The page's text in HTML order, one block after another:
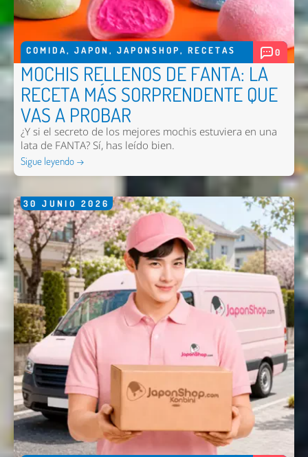
COMIDA, JAPON , JAPONSHOP, RECETAS 0
MOCHIS RELLENOS DE FANTA: LA
RECETA MÁS SORPRENDENTE QUE
VAS A PROBAR
¿Y si el secreto de los mejores mochis estuviera en una
lata de FANTA? Sí, has leído bien.
Sigue leyendo →
30 JUNIO 2026
Nombre *